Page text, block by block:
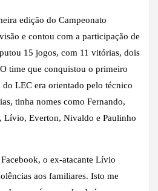
edição do Campeonato
e contou com a participação de
15 jogos, com 11 vitórias, dois
time que conquistou o primeiro
LEC era orientado pelo técnico
tinha nomes como Fernando,
Lívio, Everton, Nivaldo e Paulinho
o ex-atacante Lívio
aos familiares. Isto me